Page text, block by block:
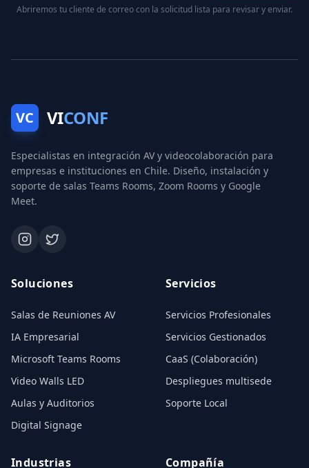
Abriremos tu cliente de correo con la solicitud lista para revisar y enviar.
VC VICONF
Especialistas en integración AV y videocolaboración para
empresas e instituciones en Chile. Diseño, instalación y
soporte de salas Teams Rooms, Zoom Rooms y Google
Meet.
Soluciones
Salas de Reuniones AV
IA Empresarial
Microsoft Teams Rooms
Video Walls LED
Aulas y Auditorios
Digital Signage
Servicios
Servicios Profesionales
Servicios Gestionados
CaaS (Colaboración)
Despliegues multisede
Soporte Local
Industrias Compañía